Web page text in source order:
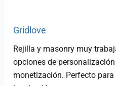
Gridlove
Rejilla y masonry muy
opciones de
monetización. Perfecto